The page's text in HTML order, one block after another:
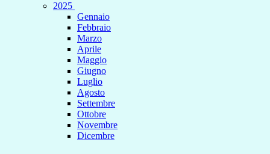
2025
Gennaio
Febbraio
Marzo
Aprile
Maggio
Giugno
Luglio
Agosto
Settembre
Ottobre
Novembre
Dicembre